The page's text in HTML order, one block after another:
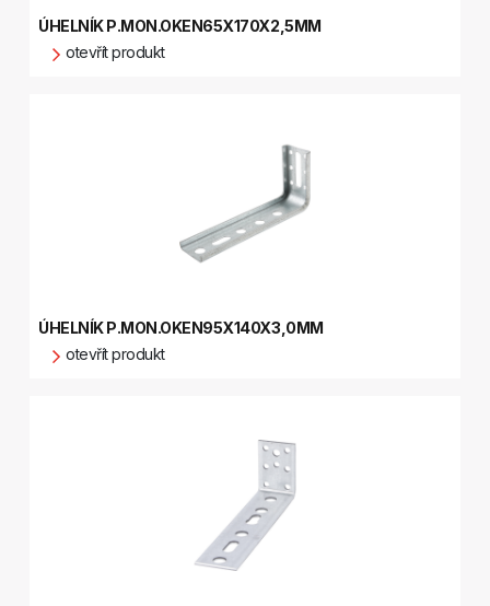
ÚHELNÍK P.MON.OKEN65X170X2,5MM
otevřít produkt
ÚHELNÍK P.MON.OKEN95X140X3,0MM
otevřít produkt